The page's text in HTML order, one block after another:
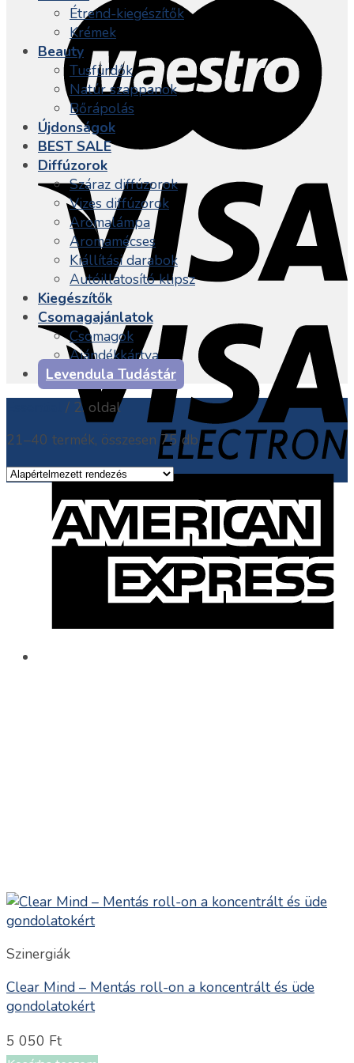
Étrend-kiegészítők
Krémek
Beauty
Tusfürdők
Natúr szappanok
Bőrápolás
Újdonságok
BEST SALE
Diffúzorok
Száraz diffúzorok
Vizes diffúzorok
Aromalámpa
Aromamécses
Kiállítási darabok
Autóillatosító klipsz
Kiegészítők
Csomagajánlatok
Csomagok
Ajándékkártya
Levendula Tudástár
/ 2. oldal
21–40 termék, összesen 75 db
Szinergiák
Clear Mind – Mentás roll-on a koncentrált és üde
gondolatokért
5 050 Ft